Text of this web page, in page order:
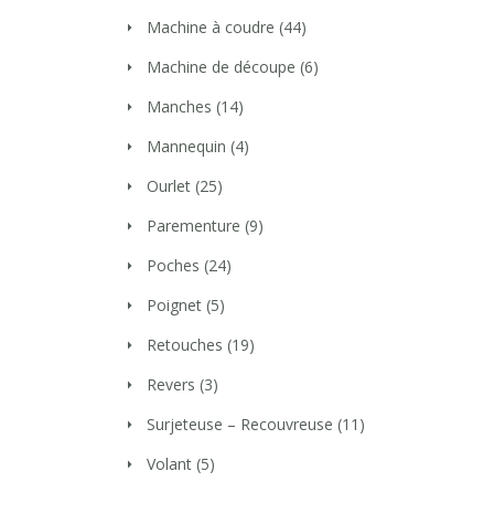
Machine à coudre (44)
Machine de découpe (6)
Manches (14)
Mannequin (4)
Ourlet (25)
Parementure (9)
Poches (24)
Poignet (5)
Retouches (19)
Revers (3)
Surjeteuse – Recouvreuse (11)
Volant (5)